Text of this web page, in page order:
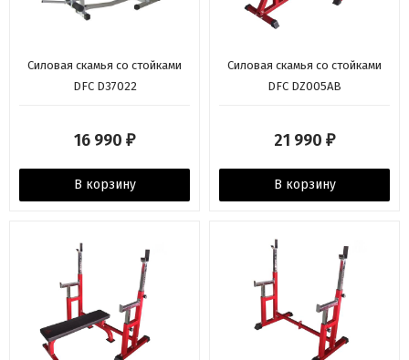
Силовая скамья со стойками
DFC D37022
16 990 ₽
В корзину
Силовая скамья со стойками
DFC DZ005AB
21 990 ₽
В корзину